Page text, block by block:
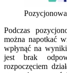
Podczas
można napotkać
wpłynąć na
jest brak
rozpoczęciem